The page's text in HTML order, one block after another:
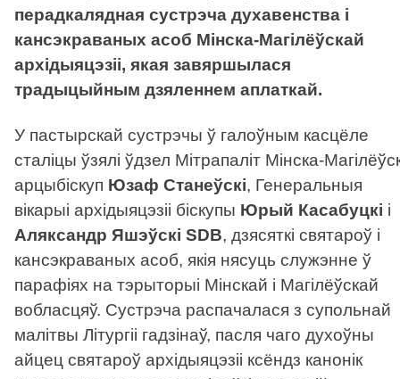
перадкалядная сустрэча духавенства і
кансэкраваных асоб Мінска-Магілёўскай
архідыяцэзіі, якая завяршылася
традыцыйным дзяленнем аплаткай.
У пастырскай сустрэчы ў галоўным касцёле
сталіцы ўзялі ўдзел Мітрапаліт Мінска-
арцыбіскуп Юзаф Станеўскі, Генеральныя
вікарыі архідыяцэзіі біскупы Юрый Касабуцкі і
Аляксандр Яшэўскі SDB, дзясяткі святароў і
кансэкраваных асоб, якія нясуць служэнне ў
парафіях на тэрыторыі Мінскай і Магілёўскай
вобласцяў. Сустрэча распачалася з супольнай
малітвы Літургіі гадзінаў, пасля чаго духоўны
айцец святароў архідыяцэзіі ксёндз канонік